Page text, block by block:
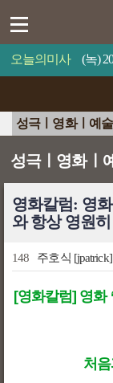
오늘의미사 (녹) 2026
성극ㅣ영화ㅣ예술
성극ㅣ영화ㅣ
영화칼럼: 영
와 항상 영원히
148 주호식 [jpatrick]
[영화칼럼] 영화
처